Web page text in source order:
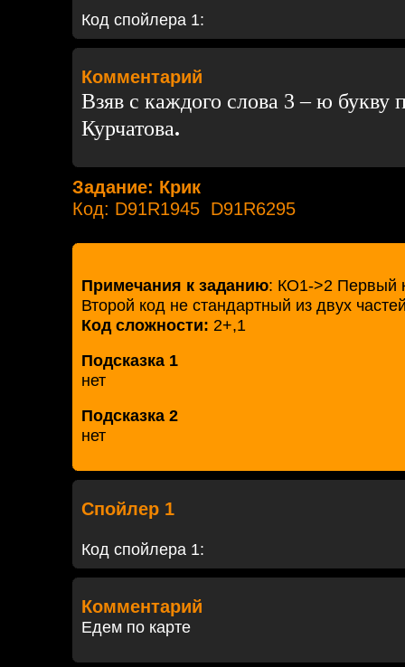
Код спойлера 1:
Комментарий
Взяв с каждого слова 3 – ю букву
Курчатова.
Задание: Крик
Код: D91R1945 D91R6295
Примечания к заданию: КО1->2 Первый
Второй код не стандартный из двух
Код сложности: 2+,1
Подсказка 1
нет
Подсказка 2
нет
Спойлер 1
Код спойлера 1:
Комментарий
Едем по карте